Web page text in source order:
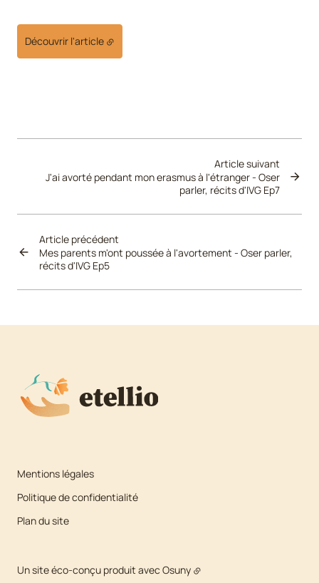
Découvrir l'article
Article précédent
Mes parents m'ont poussée à l'avortement - Oser parler,
récits d'IVG Ep5
Article suivant
J'ai avorté pendant mon erasmus à l'étranger - Oser
parler, récits d'IVG Ep7
Mentions légales
Politique de confidentialité
Plan du site
Un site éco-conçu produit avec Osuny